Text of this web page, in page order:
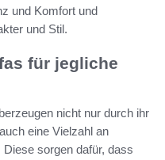
und Komfort und
und Stil.
für jegliche
nicht nur durch ihr
eine Vielzahl an
sorgen dafür, dass